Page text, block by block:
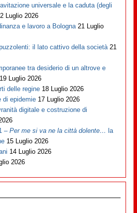
universale e la caduta (degli
Luglio 2026
e lavoro a Bologna 21 Luglio
il lato cattivo della società 21
tra desiderio di un altrove e
19 Luglio 2026
delle regine 18 Luglio 2026
di epidemie 17 Luglio 2026
digitale e costruzione di
–Per me si va ne la città dolente… la
15 Luglio 2026
14 Luglio 2026
2026